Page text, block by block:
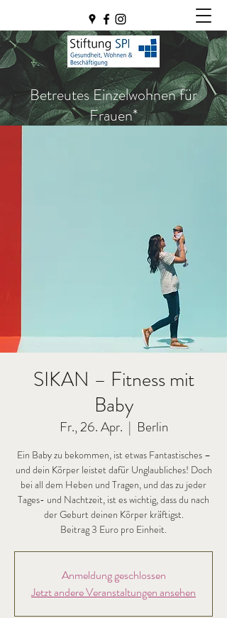
Betreutes Einzelwohnen für
Frauen*
SIKAN – Fitness mit
Baby
Fr., 26. Apr.
  |
Berlin
Ein Baby zu bekommen, ist etwas Fantastisches –
und dein Körper leistet dafür Unglaubliches! Doch
bei all dem Heben und Tragen, und das zu jeder
Tages- und Nachtzeit, ist es wichtig, dass du nach
der Geburt deinen Körper kräftigst.
Beitrag 3 Euro pro Einheit.
Anmeldung geschlossen
Jetzt andere Veranstaltungen ansehen